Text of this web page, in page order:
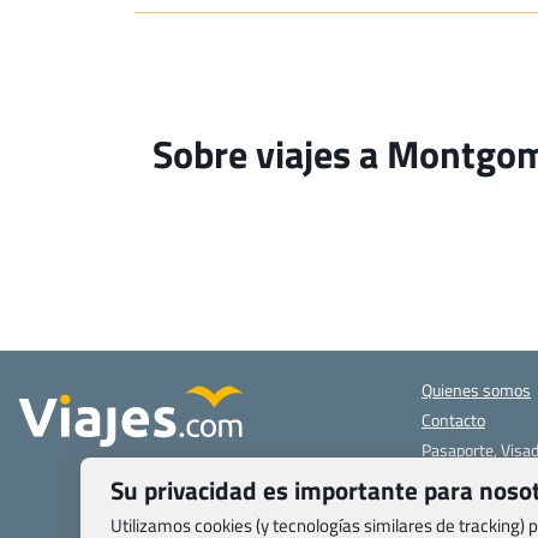
Sobre viajes a
Quienes somos
Contacto
Pasaporte,
Blog de
Registro de
Su privacidad es importante para
Utilizamos cookies (y tecnologías similares de